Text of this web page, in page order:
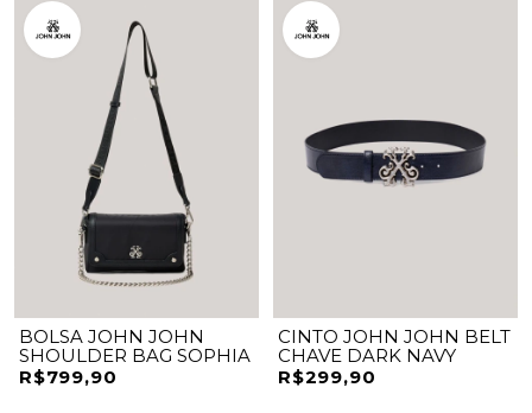
BOLSA JOHN JOHN
SHOULDER BAG SOPHIA
R$799,90
CINTO JOHN JOHN BELT
CHAVE DARK NAVY
R$299,90